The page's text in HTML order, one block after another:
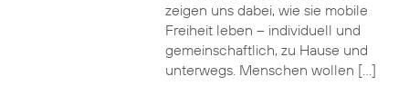
zeigen uns dabei, wie sie mobile
Freiheit leben – individuell und
gemeinschaftlich, zu Hause und
unterwegs. Menschen wollen […]